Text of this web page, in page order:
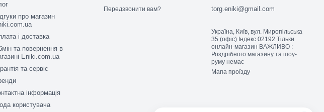
що робить їх ідеальними для тривалих прогулянок.
час і місце.
та якості. Розглянемо детальніше, що робить ці коляски настільки популярними.
про магазин
і доставка
та повернення в
Eniki.com.ua
та сервіс
інформація
користувача
Передзвонити вам?
torg.eniki@gmail.com
Україна, Київ, вул. Миропільська
35 (офіс) Індекс 02192 Тільки
онлайн-магазин ВАЖЛИВО :
Роздрібного магазину та шоу-
руму немає
Мапа проїзду